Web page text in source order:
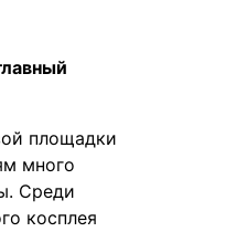
площадки
много
Среди
косплея